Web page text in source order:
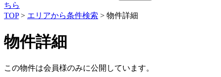
ちら
TOP> エリアから条件検索 > 物件詳細
物件詳細
この物件は会員様のみに公開しています。